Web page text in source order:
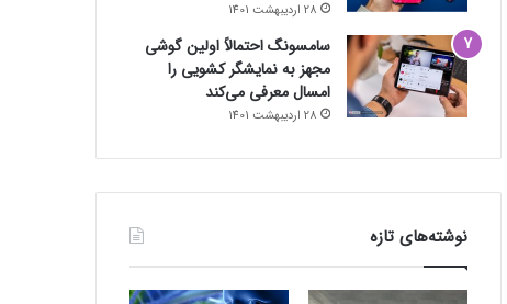
28 اردیبهشت 1401
سامسونگ احتمالاً اولین گوشی
مجهز به نمایشگر کشویی را
امسال معرفی می‌کند
28 اردیبهشت 1401
نوشته‌های تازه